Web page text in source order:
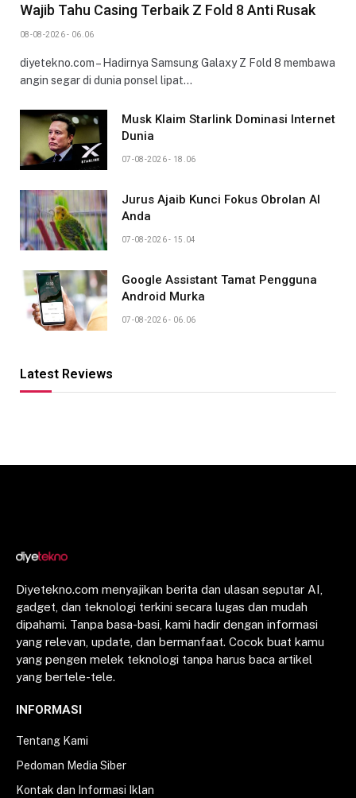
Wajib Tahu Casing Terbaik Z Fold 8 Anti Rusak
08-08-2026 - 06.06
diyetekno.com – Hadirnya Samsung Galaxy Z Fold 8 membawa
angin segar di dunia ponsel lipat…
Musk Klaim Starlink Dominasi Internet
Dunia
07-08-2026 - 18.06
Jurus Ajaib Kunci Fokus Obrolan AI
Anda
07-08-2026 - 15.04
Google Assistant Tamat Pengguna
Android Murka
07-08-2026 - 06.06
Latest Reviews
Diyetekno.com menyajikan berita dan ulasan seputar AI,
gadget, dan teknologi terkini secara lugas dan mudah
dipahami. Tanpa basa-basi, kami hadir dengan informasi
yang relevan, update, dan bermanfaat. Cocok buat kamu
yang pengen melek teknologi tanpa harus baca artikel
yang bertele-tele.
INFORMASI
Tentang Kami
Pedoman Media Siber
Kontak dan Informasi Iklan